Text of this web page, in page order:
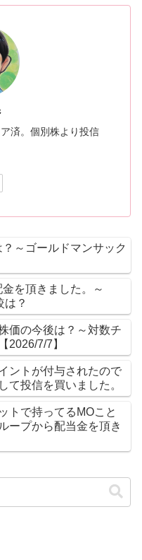
済。個別株より投信
～ゴールドマンサック
を頂きました。～
は？
価の今後は？～対数チ
2026/7/7】
ントが付与されたので
て投信を買いました。
トで持ってるMOこと
ープから配当金を頂き